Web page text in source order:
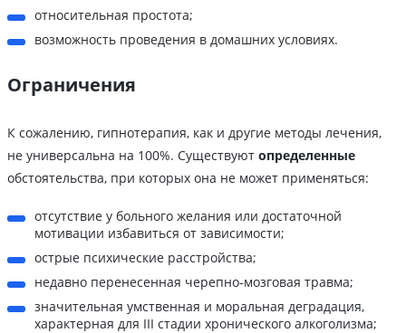
относительная простота;
возможность проведения в домашних условиях.
Ограничения
К сожалению, гипнотерапия, как и другие методы лечения,
не универсальна на 100%. Существуют определенные
обстоятельства, при которых она не может применяться:
отсутствие у больного желания или достаточной
мотивации избавиться от зависимости;
острые психические расстройства;
недавно перенесенная черепно-мозговая травма;
значительная умственная и моральная деградация,
характерная для III стадии хронического алкоголизма;